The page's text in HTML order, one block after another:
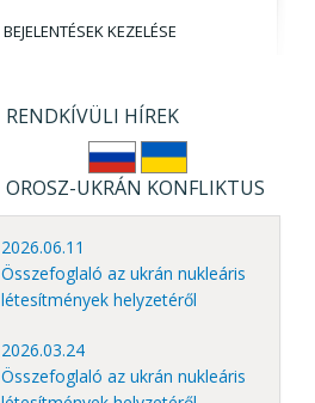
BEJELENTÉSEK KEZELÉSE
RENDKÍVÜLI HÍREK
OROSZ-UKRÁN KONFLIKTUS
2026.06.11
Összefoglaló az ukrán nukleáris
létesítmények helyzetéről
2026.03.24
Összefoglaló az ukrán nukleáris